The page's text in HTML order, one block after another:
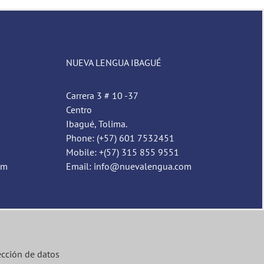
NUEVA LENGUA IBAGUÉ
Carrera 3 # 10 -37
Centro
Ibagué, Tolima.
Phone: (+57) 601 7532451
Mobile: +(57) 315 855 9551
Email: info@nuevalengua.com
de datos